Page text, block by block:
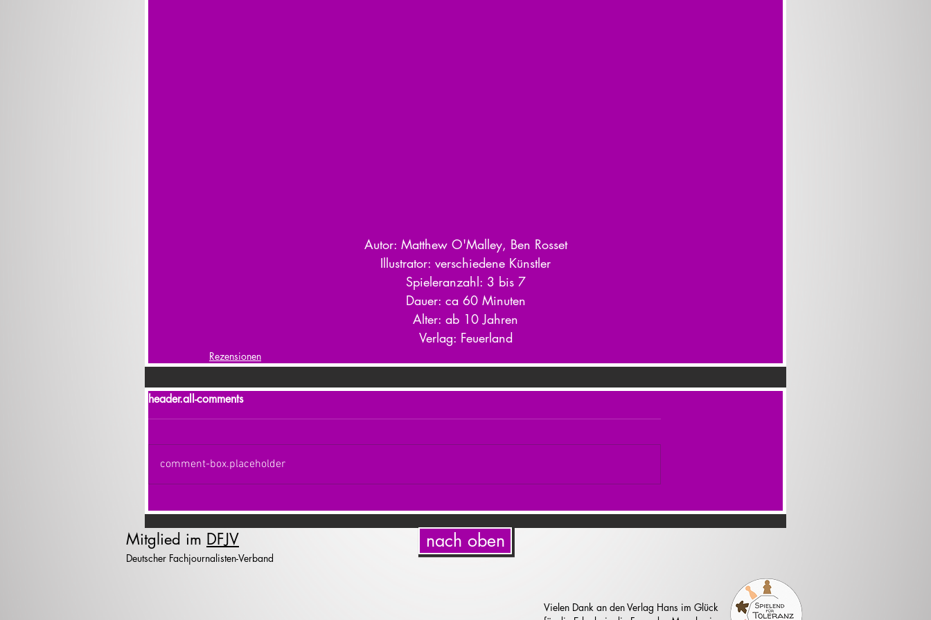
Autor: Matthew O'Malley, Ben Rosset
Illustrator: verschiedene Künstler
Spieleranzahl: 3 bis 7
Dauer: ca 60 Minuten
Alter: ab 10 Jahren
Verlag: Feuerland
Rezensionen
header.all-comments
comment-box.placeholder
Mitglied im DFJV
Deutscher Fachjournalisten-Verband
nach oben
Vielen Dank an den Verlag Hans im Glück